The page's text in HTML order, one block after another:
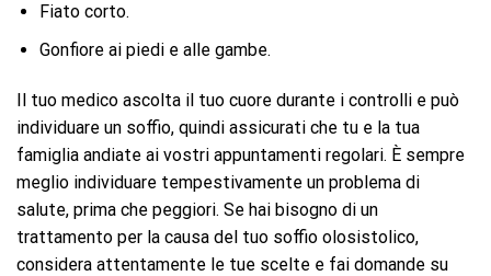
Fiato corto.
Gonfiore ai piedi e alle gambe.
Il tuo medico ascolta il tuo cuore durante i controlli e può
individuare un soffio, quindi assicurati che tu e la tua
famiglia andiate ai vostri appuntamenti regolari. È sempre
meglio individuare tempestivamente un problema di
salute, prima che peggiori. Se hai bisogno di un
trattamento per la causa del tuo soffio olosistolico,
considera attentamente le tue scelte e fai domande su